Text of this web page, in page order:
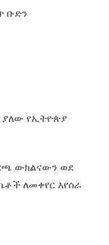
ቡድን
ያለው የኢትዮጵያ
ውክልናውን ወደ
ለመቀየር እየሰራ